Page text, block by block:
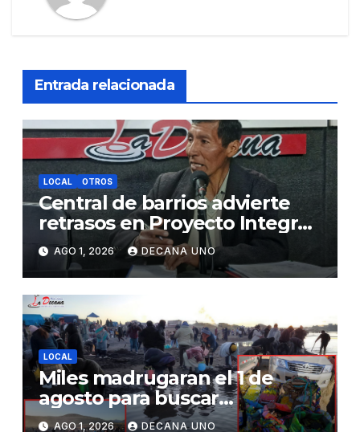
Entrada relacionada
LOCAL OTROS
Central de barrios advierte
retrasos en Proyecto Integral
de Agua y Alcantarillado para
Juliaca
AGO 1, 2026 DECANA UNO
LOCAL
Miles madrugaran el 1 de
agosto para buscar
piedrecillas en los ríos y
AGO 1, 2026 DECANA UNO